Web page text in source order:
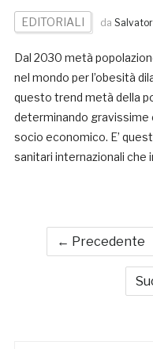
EDITORIALI da
Dal 2030 metà
nel mondo per l’obesità
questo trend metà della
determinando gravissime
socio economico. E’
sanitari internazionali che
← Precedente